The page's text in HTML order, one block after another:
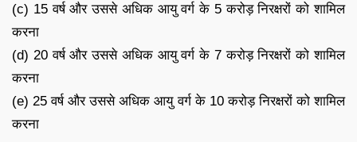
(c) 15 वर्ष और उससे अधिक आयु वर्ग के 5 करोड़ निरक्षरों को शामिल
करना
(d) 20 वर्ष और उससे अधिक आयु वर्ग के 7 करोड़ निरक्षरों को शामिल
करना
(e) 25 वर्ष और उससे अधिक आयु वर्ग के 10 करोड़ निरक्षरों को शामिल
करना